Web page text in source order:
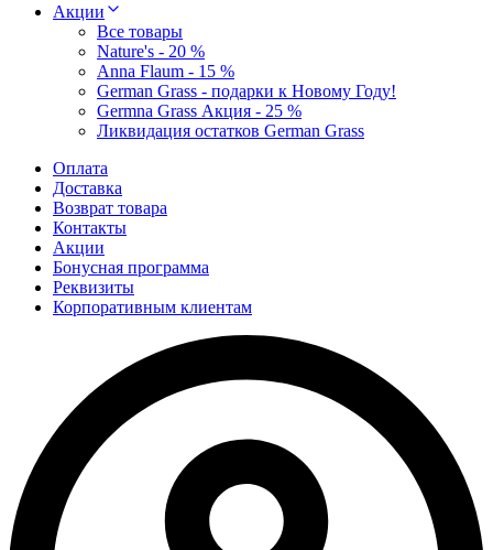
Акции
Все товары
Nature's - 20 %
Anna Flaum - 15 %
German Grass - подарки к Новому Году!
Germna Grass Акция - 25 %
Ликвидация остатков German Grass
Оплата
Доставка
Возврат товара
Контакты
Акции
Бонусная программа
Реквизиты
Корпоративным клиентам